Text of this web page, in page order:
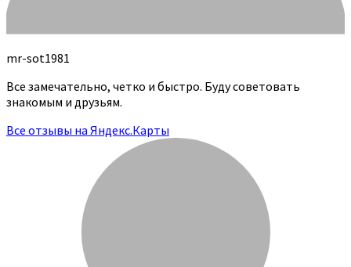
mr-sot1981
Все замечательно, четко и быстро. Буду советовать
знакомым и друзьям.
Все отзывы на Яндекс.Карты